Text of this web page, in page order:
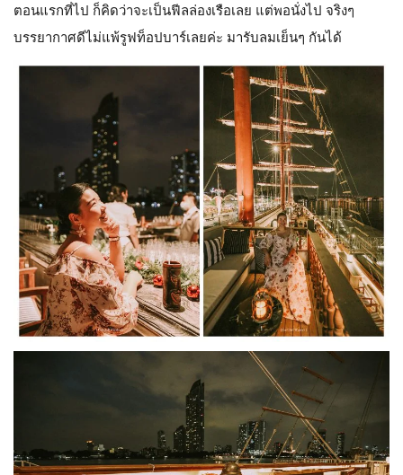
ตอนแรกที่ไป ก็คิดว่าจะเป็นฟีลล่องเรือเลย แต่พอนั่งไป จริงๆ
บรรยากาศดีไม่แพ้รูฟท็อปบาร์เลยค่ะ มารับลมเย็นๆ กันได้